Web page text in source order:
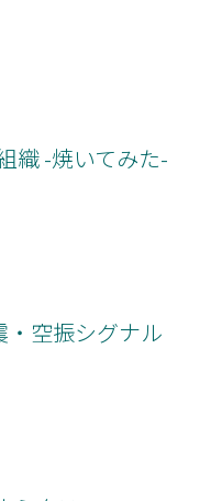
織 -焼いてみた-
空振シグナル